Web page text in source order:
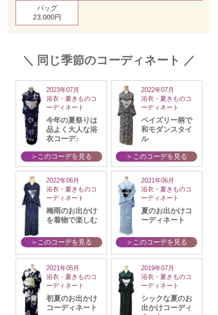
バッグ
23,000円
＼ 同じ季節のコーディネート ／
2023年07月
浴衣・夏きものコ
ーディネート
今年の夏祭りは
品よく大人な浴
衣コーデ♪
＞このコーデを見る
2022年07月
浴衣・夏きものコ
ーディネート
ペイズリー柄で
和モダンスタイ
ル
＞このコーデを見る
2022年06月
浴衣・夏きものコ
ーディネート
梅雨のお出かけ
を着物で楽しむ
＞このコーデを見る
2021年06月
浴衣・夏きものコ
ーディネート
夏のお出かけコ
ーディネート
＞このコーデを見る
2021年05月
浴衣・夏きものコ
ーディネート
初夏のお出かけ
コーディネート
2019年07月
浴衣・夏きものコ
ーディネート
シックな夏のお
出かけコーディ